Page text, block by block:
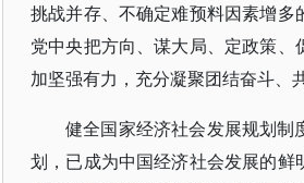
挑战并存、不确定难预料因素增
党中央把方向、谋大局、定政策
加坚强有力，充分凝聚团结奋斗、
健全国家经济社会发展规划
划，已成为中国经济社会发展的